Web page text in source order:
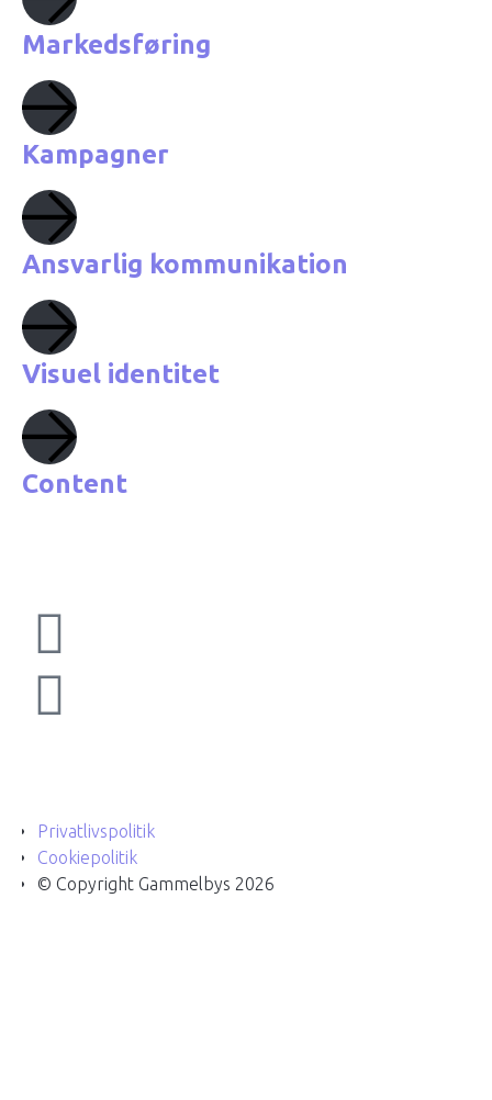
Markedsføring
Kampagner
Ansvarlig kommunikation
Visuel identitet
Content
Privatlivspolitik
Cookiepolitik
© Copyright Gammelbys 2026